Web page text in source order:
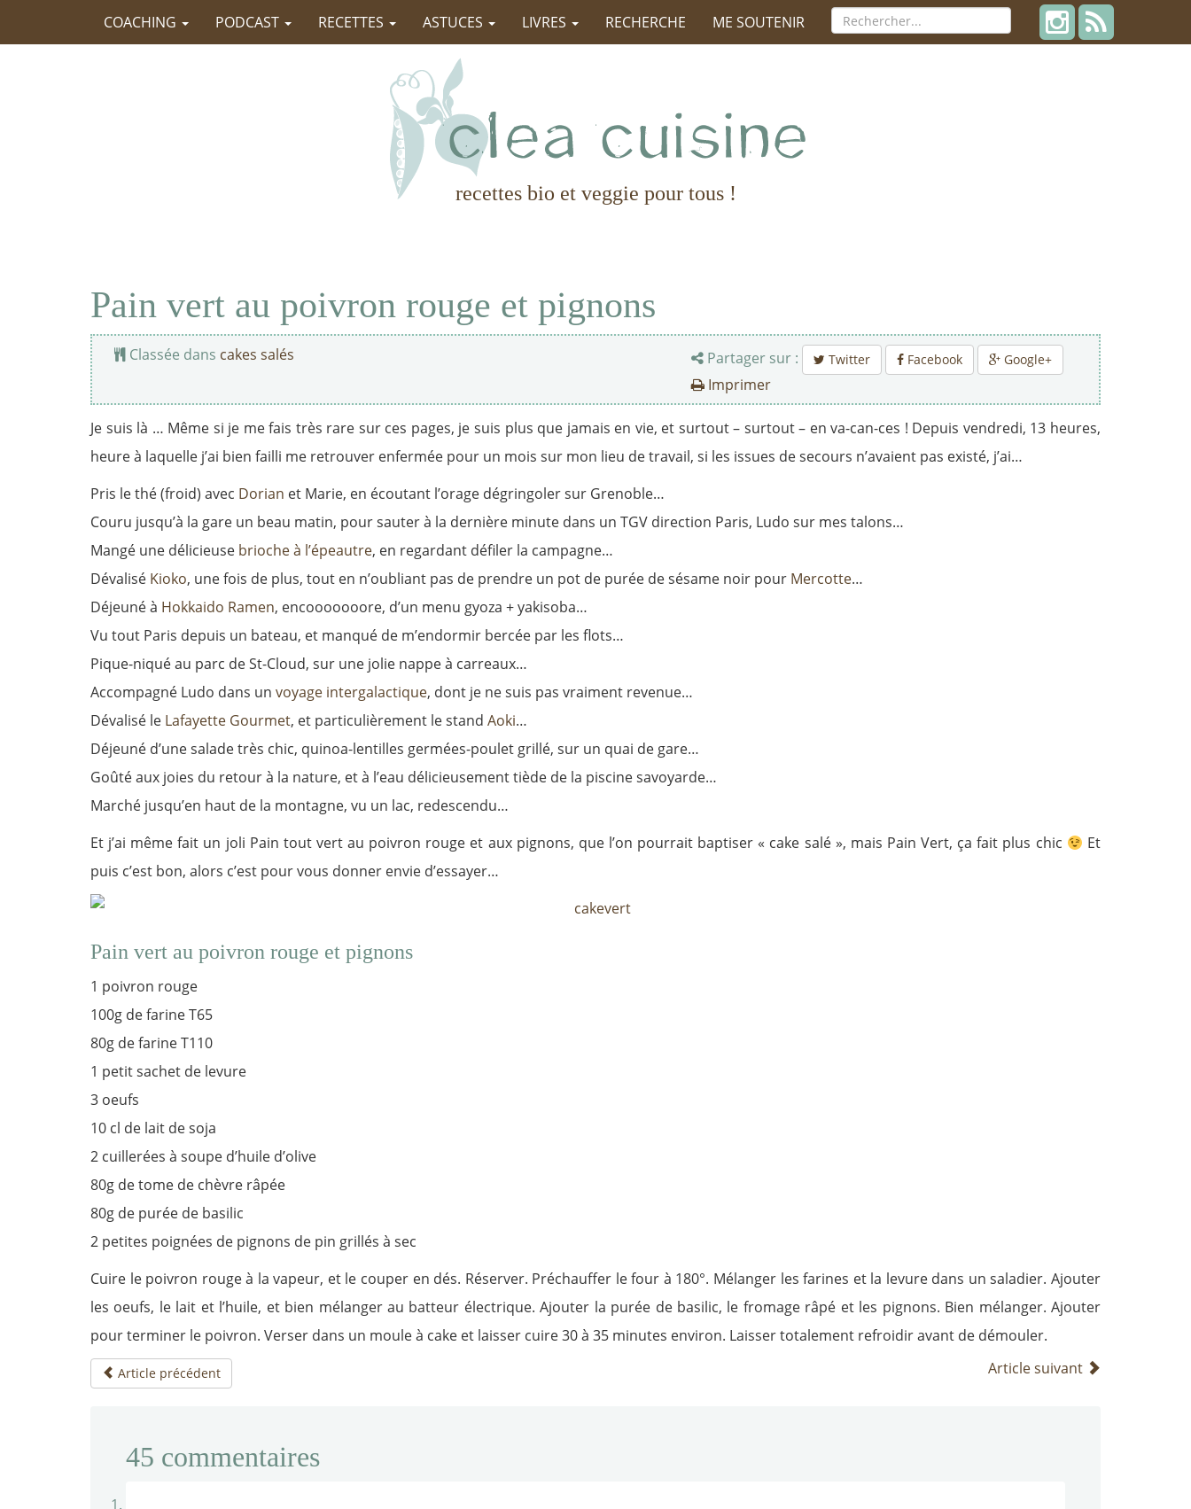
COACHING PODCAST RECETTES ASTUCES LIVRES RECHERCHE ME SOUTENIR
recettes bio et veggie pour tous !
Pain vert au poivron rouge et pignons
Classée dans cakes salés Partager sur : Twitter Facebook Google+
Imprimer
Je suis là … Même si je me fais très rare sur ces pages, je suis plus que jamais en vie, et surtout – surtout – en va-can-ces ! Depuis vendredi, 13 heures,
heure à laquelle j’ai bien failli me retrouver enfermée pour un mois sur mon lieu de travail, si les issues de secours n’avaient pas existé, j’ai…
Pris le thé (froid) avec Dorian et Marie, en écoutant l’orage dégringoler sur Grenoble…
Couru jusqu’à la gare un beau matin, pour sauter à la dernière minute dans un TGV direction Paris, Ludo sur mes talons…
Mangé une délicieuse brioche à l’épeautre, en regardant défiler la campagne…
Dévalisé Kioko, une fois de plus, tout en n’oubliant pas de prendre un pot de purée de sésame noir pour Mercotte…
Déjeuné à Hokkaido Ramen, encooooooore, d’un menu gyoza + yakisoba…
Vu tout Paris depuis un bateau, et manqué de m’endormir bercée par les flots…
Pique-niqué au parc de St-Cloud, sur une jolie nappe à carreaux…
Accompagné Ludo dans un voyage intergalactique, dont je ne suis pas vraiment revenue…
Dévalisé le Lafayette Gourmet, et particulièrement le stand Aoki…
Déjeuné d’une salade très chic, quinoa-lentilles germées-poulet grillé, sur un quai de gare…
Goûté aux joies du retour à la nature, et à l’eau délicieusement tiède de la piscine savoyarde…
Marché jusqu’en haut de la montagne, vu un lac, redescendu…
Et j’ai même fait un joli Pain tout vert au poivron rouge et aux pignons, que l’on pourrait baptiser « cake salé », mais Pain Vert, ça fait plus chic
Et
puis c’est bon, alors c’est pour vous donner envie d’essayer…
Pain vert au poivron rouge et pignons
1 poivron rouge
100g de farine T65
80g de farine T110
1 petit sachet de levure
3 oeufs
10 cl de lait de soja
2 cuillerées à soupe d’huile d’olive
80g de tome de chèvre râpée
80g de purée de basilic
2 petites poignées de pignons de pin grillés à sec
Cuire le poivron rouge à la vapeur, et le couper en dés. Réserver. Préchauffer le four à 180°. Mélanger les farines et la levure dans un saladier. Ajouter
les oeufs, le lait et l’huile, et bien mélanger au batteur électrique. Ajouter la purée de basilic, le fromage râpé et les pignons. Bien mélanger. Ajouter
pour terminer le poivron. Verser dans un moule à cake et laisser cuire 30 à 35 minutes environ. Laisser totalement refroidir avant de démouler.
Article précédent Article suivant
45 commentaires